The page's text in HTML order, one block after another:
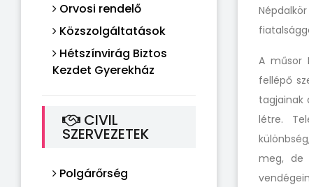
Orvosi rendelő
Közszolgáltatások
Hétszínvirág Biztos
Kezdet Gyerekház
CIVIL
SZERVEZETEK
Polgárőrség
A műsor
fellépő
tagjainak
létre.
meg, de